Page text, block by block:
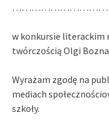
w konkursie literackim
twórczością Olgi
Wyrażam zgodę na
mediach
szkoły.